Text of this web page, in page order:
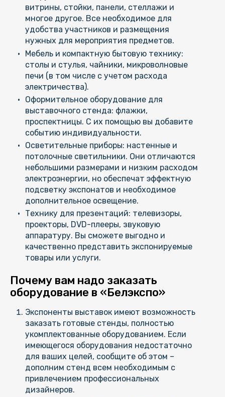
витрины, стойки, панели, стеллажи и
многое другое. Все необходимое для
удобства участников и размещения
нужных для мероприятия предметов.
Мебель и компактную бытовую технику:
столы и стулья, чайники, микроволновые
печи (в том числе с учетом расхода
электричества).
Оформительное оборудование для
выставочного стенда: флажки,
проспектницы. С их помощью вы добавите
событию индивидуальности.
Осветительные приборы: настенные и
потолочные светильники. Они отличаются
небольшими размерами и низким расходом
электроэнергии, но обеспечат эффектную
подсветку экспонатов и необходимое
дополнительное освещение.
Технику для презентаций: телевизоры,
проекторы, DVD-плееры, звуковую
аппаратуру. Вы сможете выгодно и
качественно представить экспонируемые
товары или услуги.
Почему вам надо заказать
оборудование в «Белэкспо»
Экспоненты выставок имеют возможность
заказать готовые стенды, полностью
укомплектованные оборудованием. Если
имеющегося оборудования недостаточно
для ваших целей, сообщите об этом –
дополним стенд всем необходимым с
привлечением профессиональных
дизайнеров.